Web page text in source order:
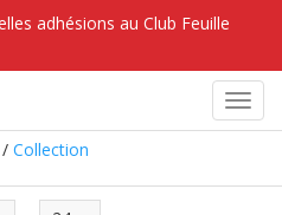
adhésions au Club Feuille
/ Collection